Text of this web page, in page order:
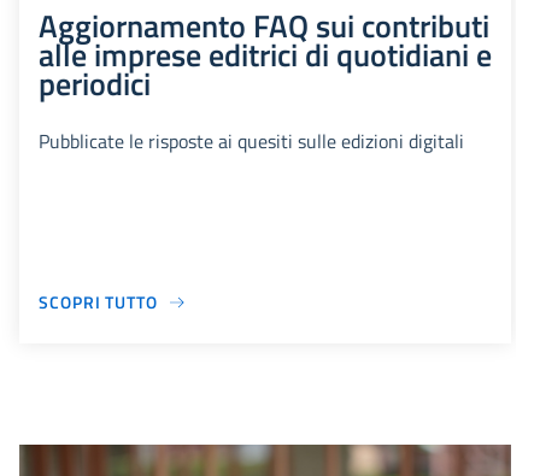
Aggiornamento FAQ sui contributi
alle imprese editrici di quotidiani e
periodici
Pubblicate le risposte ai quesiti sulle edizioni digitali
SCOPRI TUTTO